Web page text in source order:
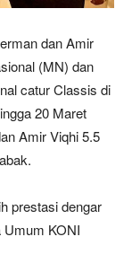
dan Amir
(MN) dan
catur Classis di
20 Maret
Amir Viqhi 5.5
prestasi dengar
Umum KONI